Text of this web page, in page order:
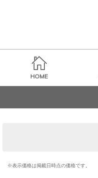
HOME
※表示価格は掲載日時点の価格です。